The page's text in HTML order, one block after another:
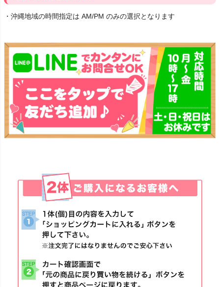
・沖縄地域の時間指定は AM/PM のみの選択となります